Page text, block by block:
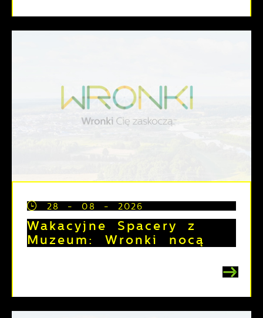
28 - 08 - 2026
Wakacyjne Spacery z
Muzeum: Wronki nocą